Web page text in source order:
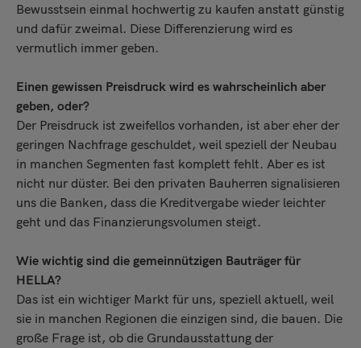
Bewusstsein einmal hochwertig zu kaufen anstatt günstig
und dafür zweimal. Diese Differenzierung wird es
vermutlich immer geben.
Einen gewissen Preisdruck wird es wahrscheinlich aber
geben, oder?
Der Preisdruck ist zweifellos vorhanden, ist aber eher der
geringen Nachfrage geschuldet, weil speziell der Neubau
in manchen Segmenten fast komplett fehlt. Aber es ist
nicht nur düster. Bei den privaten Bauherren signalisieren
uns die Banken, dass die Kreditvergabe wieder leichter
geht und das Finanzierungsvolumen steigt.
Wie wichtig sind die gemeinnützigen Bauträger für
HELLA?
Das ist ein wichtiger Markt für uns, speziell aktuell, weil
sie in manchen Regionen die einzigen sind, die bauen. Die
große Frage ist, ob die Grundausstattung der